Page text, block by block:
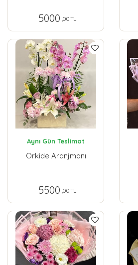
5000 ,00 TL
Aynı Gün Teslimat
Orkide Aranjmanı
5500 ,00 TL